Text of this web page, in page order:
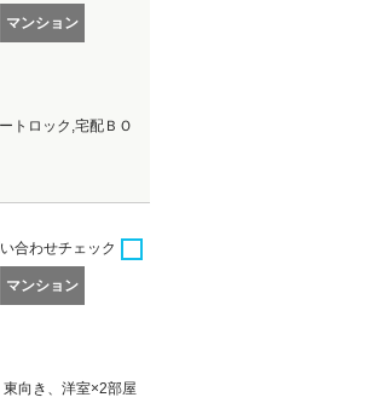
マンション
トロック,宅配ＢＯ
マンション
合わせチェック
向き、洋室×2部屋